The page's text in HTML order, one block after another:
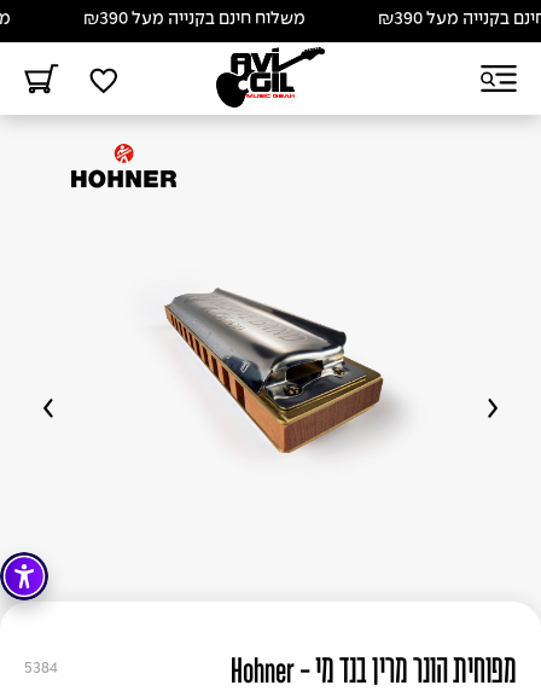
מעל ₪390 משלוח חינם בקנייה מעל ₪390
5384
מפוחית הונר מרין בנד מי - Hohner